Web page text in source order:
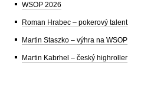
WSOP 2026
Roman Hrabec – pokerový talent
Martin Staszko – výhra na WSOP
Martin Kabrhel – český highroller